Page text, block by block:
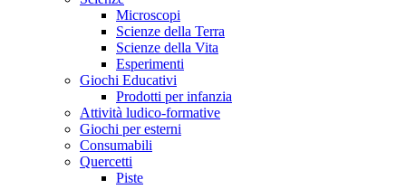
Microscopi
Scienze della Terra
Scienze della Vita
Esperimenti
Giochi Educativi
Prodotti per infanzia
Attività ludico-formative
Giochi per esterni
Consumabili
Quercetti
Piste